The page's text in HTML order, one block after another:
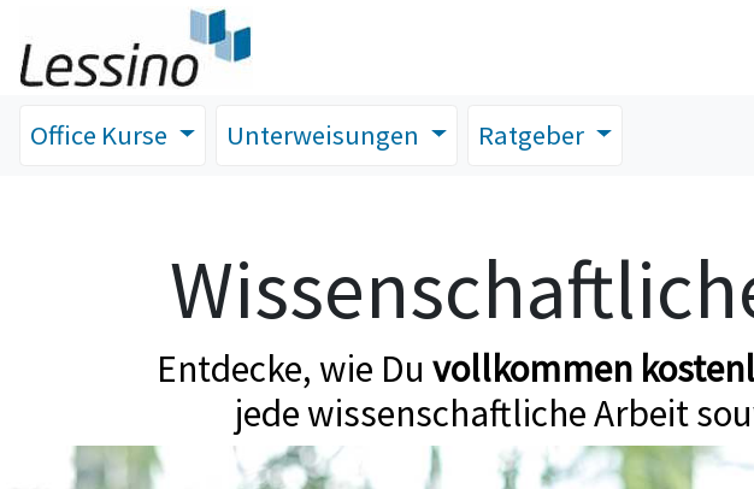
Office Kurse Unterweisungen Ratgeber
Entdecke, wie Du vollkommen
jede wissenschaftliche Arbeit